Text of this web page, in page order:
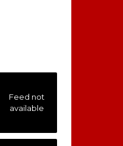
Feed not
available